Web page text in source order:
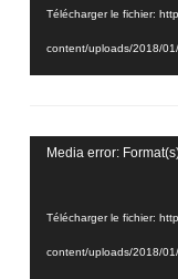
Télécharger le fichier:
content/uploads/2018/
Lecteur
Media error:
Télécharger le fichier:
content/uploads/2018/